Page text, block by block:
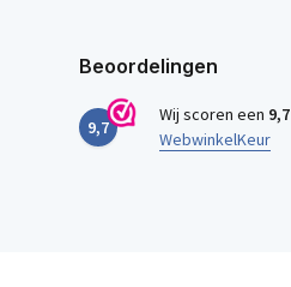
Beoordelingen
9,7
Wij scoren een 9,7
WebwinkelKeur